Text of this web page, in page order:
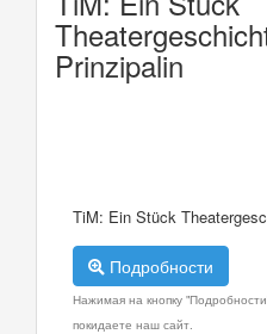
Prinzipalin
TiM: Ein Stück
Подробности
Нажимая на кнопку
покидаете наш сайт.